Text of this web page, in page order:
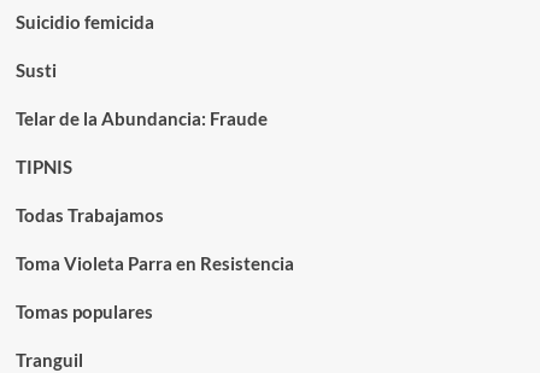
Suicidio femicida
Susti
Telar de la Abundancia: Fraude
TIPNIS
Todas Trabajamos
Toma Violeta Parra en Resistencia
Tomas populares
Tranguil